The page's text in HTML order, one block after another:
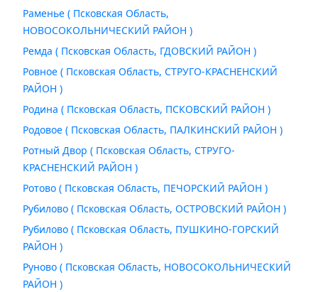
Раменье ( Псковская Область,
НОВОСОКОЛЬНИЧЕСКИЙ РАЙОН )
Ремда ( Псковская Область, ГДОВСКИЙ РАЙОН )
Ровное ( Псковская Область, СТРУГО-КРАСНЕНСКИЙ
РАЙОН )
Родина ( Псковская Область, ПСКОВСКИЙ РАЙОН )
Родовое ( Псковская Область, ПАЛКИНСКИЙ РАЙОН )
Ротный Двор ( Псковская Область, СТРУГО-
КРАСНЕНСКИЙ РАЙОН )
Ротово ( Псковская Область, ПЕЧОРСКИЙ РАЙОН )
Рубилово ( Псковская Область, ОСТРОВСКИЙ РАЙОН )
Рубилово ( Псковская Область, ПУШКИНО-ГОРСКИЙ
РАЙОН )
Руново ( Псковская Область, НОВОСОКОЛЬНИЧЕСКИЙ
РАЙОН )